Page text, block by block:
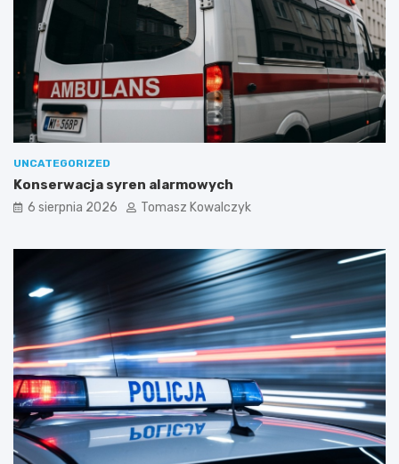
UNCATEGORIZED
Konserwacja syren alarmowych
6 sierpnia 2026 Tomasz Kowalczyk